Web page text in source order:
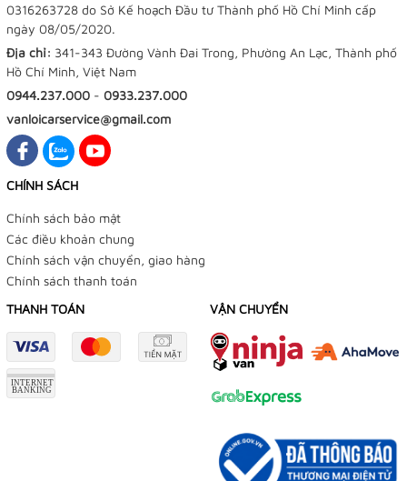
0316263728 do Sở Kế hoạch Đầu tư Thành phố Hồ Chí Minh cấp
ngày 08/05/2020.
Địa chỉ: 341-343 Đường Vành Đai Trong, Phường An Lạc, Thành phố
Hồ Chí Minh, Việt Nam
0944.237.000 - 0933.237.000
vanloicarservice@gmail.com
CHÍNH SÁCH
Chính sách bảo mật
Các điều khoản chung
Chính sách vận chuyển, giao hàng
Chính sách thanh toán
THANH TOÁN
VẬN CHUYỂN